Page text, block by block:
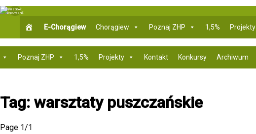
Chorągiew
Lubuskiej
ZHP
PRZEKAŻ
DAROWIZNĘ
​
​
E-Chorągiew Chorągiew Poznaj ZHP 1,5% Projekty
Poznaj ZHP 1,5% Projekty Kontakt Konkursy Archiwum
Tag: warsztaty puszczańskie
Page 1/1